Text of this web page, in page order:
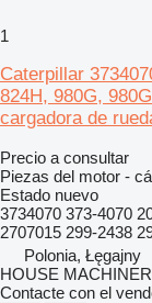
1
Caterpillar
824H, 980G,
cargadora de
Precio a consultar
Piezas del motor -
Estado nuevo
3734070 373-4070
2707015 299-2438
Polonia, Łęgajny
HOUSE
Contacte con el